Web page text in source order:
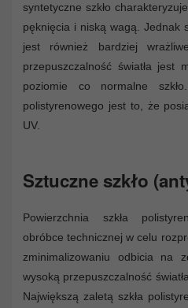
syntetyczne szkło
pęknięcia i niską wagą. Jednak
jest również bardziej
przepuszczalność światła jest
poziomie co normalne
polistyrenowego jest to, że
UV.
Sztuczne szkło
Powierzchnia szkła
obróbce technicznej w celu
zminimalizowaniu odbicia na
wysoką przepuszczalność
Największą zaletą szkła